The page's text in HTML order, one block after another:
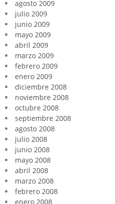
agosto 2009
julio 2009
junio 2009
mayo 2009
abril 2009
marzo 2009
febrero 2009
enero 2009
diciembre 2008
noviembre 2008
octubre 2008
septiembre 2008
agosto 2008
julio 2008
junio 2008
mayo 2008
abril 2008
marzo 2008
febrero 2008
enero 2008